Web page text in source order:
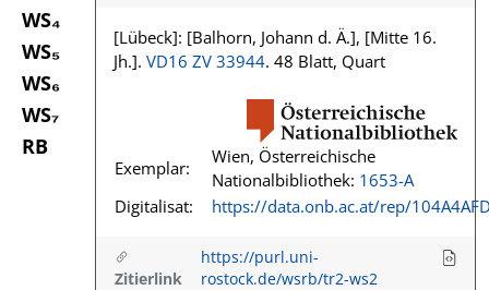
WS₄
WS₅
WS₆
WS₇
RB
[Lübeck]: [Balhorn, Johann d. Ä.], [Mitte 16.
Jh.]. VD16 ZV 33944. 48 Blatt, Quart
Exemplar:
Wien, Österreichische
Nationalbibliothek: 1653-A
Digitalisat:
https://data.onb.ac.at/rep/
Zitierlink
https://purl.uni-
rostock.de/wsrb/tr2-ws2